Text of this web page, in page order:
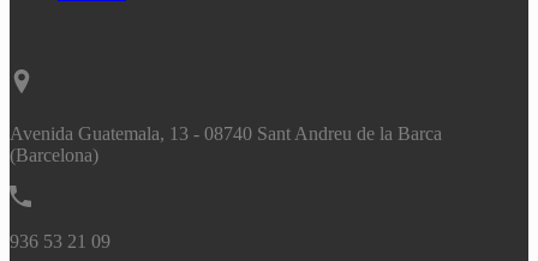
Avenida Guatemala, 13 - 08740 Sant Andreu de la Barca
(Barcelona)
936 53 21 09